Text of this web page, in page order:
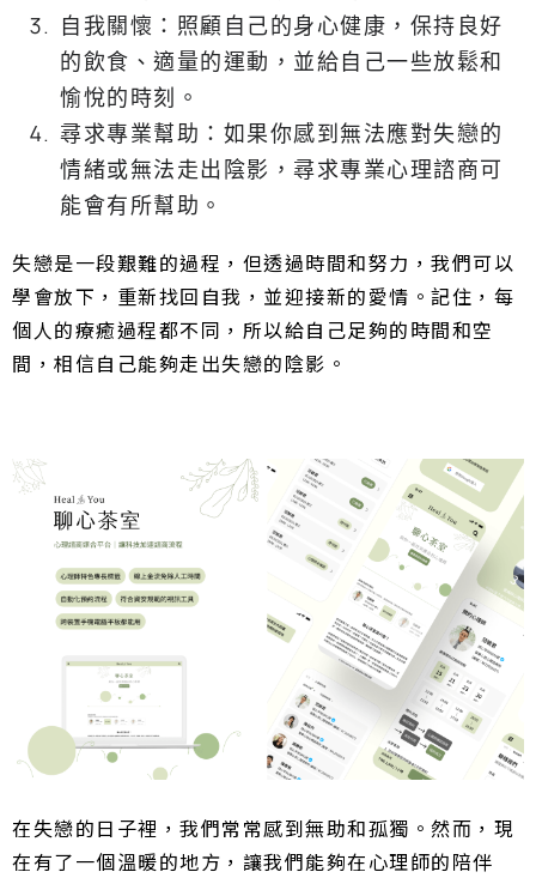
自我關懷：照顧自己的身心健康，保持良好
的飲食、適量的運動，並給自己一些放鬆和
愉悅的時刻。
尋求專業幫助：如果你感到無法應對失戀的
情緒或無法走出陰影，尋求專業心理諮商可
能會有所幫助。
失戀是一段艱難的過程，但透過時間和努力，我們可以
學會放下，重新找回自我，並迎接新的愛情。記住，每
個人的療癒過程都不同，所以給自己足夠的時間和空
間，相信自己能夠走出失戀的陰影。
在失戀的日子裡，我們常常感到無助和孤獨。然而，現
在有了一個溫暖的地方，讓我們能夠在心理師的陪伴